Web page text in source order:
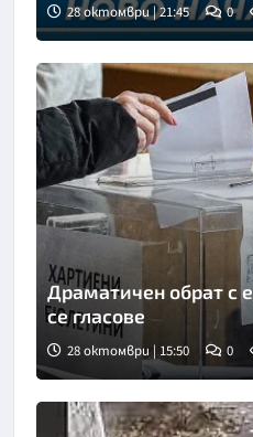
28 октомври | 21:45 0
Драматичен обрат с
се гласове
28 октомври | 15:50 0